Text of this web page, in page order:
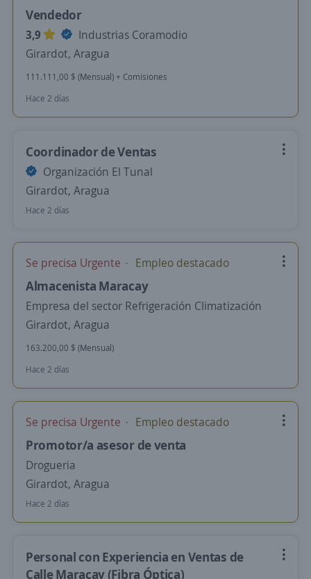
Vendedor
3,9
Industrias Coramodio
Girardot, Aragua
111.111,00 $ (Mensual) + Comisiones
Hace 2 días
Coordinador de Ventas
Organización El Tunal
Girardot, Aragua
Hace 2 días
Se precisa Urgente Empleo destacado
Almacenista Maracay
Empresa del sector Refrigeración Climatización
Girardot, Aragua
163.200,00 $ (Mensual)
Hace 2 días
Se precisa Urgente Empleo destacado
Promotor/a asesor de venta
Drogueria
Girardot, Aragua
Hace 2 días
Personal con Experiencia en Ventas de
Calle Maracay (Fibra Óptica)